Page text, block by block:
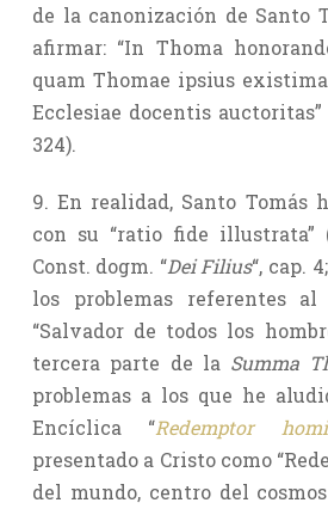
de la canonización de Santo
afirmar: “In Thoma
quam Thomae ipsius
Ecclesiae docentis auctoritas”
324).
9. En realidad, Santo Tomás
con su “ratio fide illustrata”
Const. dogm. “Dei Filius“, cap. 4;
los problemas referentes al
“Salvador de todos los
tercera parte de la Summa
problemas a los que he
Encíclica “Redemptor
presentado a Cristo como
del mundo, centro del